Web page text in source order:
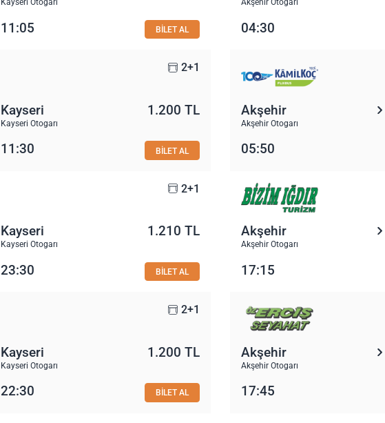
Kayseri Otogarı
11:05 BİLET AL
Akşehir Otogarı
04:30
2+1
Kayseri
Kayseri Otogarı
1.200 TL
11:30 BİLET AL
Akşehir
Akşehir Otogarı
05:50
2+1
Kayseri
Kayseri Otogarı
1.210 TL
23:30 BİLET AL
Akşehir
Akşehir Otogarı
17:15
2+1
Kayseri
Kayseri Otogarı
1.200 TL
22:30 BİLET AL
Akşehir
Akşehir Otogarı
17:45